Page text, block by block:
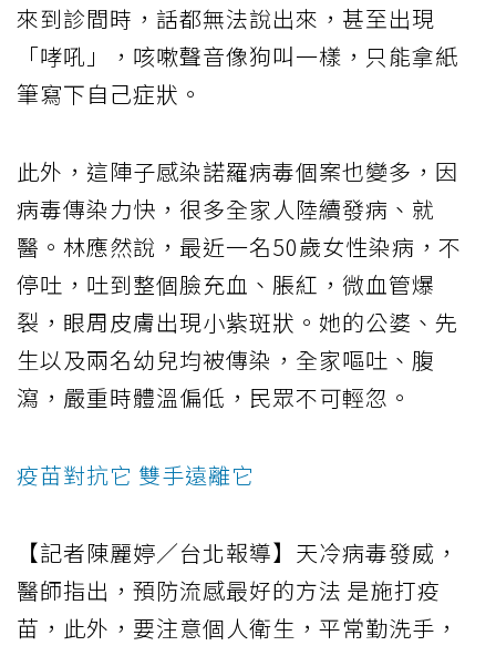
來到診間時，話都無法說出來，甚至出現
「哮吼」，咳嗽聲音像狗叫一樣，只能拿紙
筆寫下自己症狀。
此外，這陣子感染諾羅病毒個案也變多，因
病毒傳染力快，很多全家人陸續發病、就
醫。林應然說，最近一名50歲女性染病，不
停吐，吐到整個臉充血、脹紅，微血管爆
裂，眼周皮膚出現小紫斑狀。她的公婆、先
生以及兩名幼兒均被傳染，全家嘔吐、腹
瀉，嚴重時體溫偏低，民眾不可輕忽。
疫苗對抗它 雙手遠離它
【記者陳麗婷／台北報導】天冷病毒發威，
醫師指出，預防流感最好的方法 是施打疫
苗，此外，要注意個人衛生，平常勤洗手，